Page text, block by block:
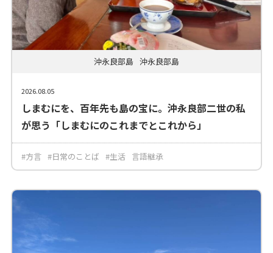
沖永良部島 沖永良部島
2026.08.05
しまむにを、百年先も島の宝に。沖永良部二世の私
が思う「しまむにのこれまでとこれから」
#方言 #日常のことば #生活 言語継承